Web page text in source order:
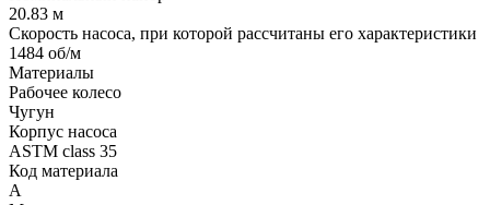
20.83 м
Скорость насоса, при которой рассчитаны его характеристики
1484 об/м
Материалы
Рабочее колесо
Чугун
Корпус насоса
ASTM class 35
Код материала
A